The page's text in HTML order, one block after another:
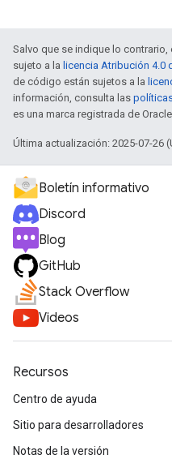
Salvo que se indique lo
sujeto a la licencia Atribución 4.0
de código están sujetos a la
información, consulta las
es una marca registrada de
Última actualización: 2025-07-26
Boletín informativo
Discord
Blog
GitHub
Stack Overflow
Videos
Recursos
Centro de ayuda
Sitio para desarrolladores
Notas de la versión